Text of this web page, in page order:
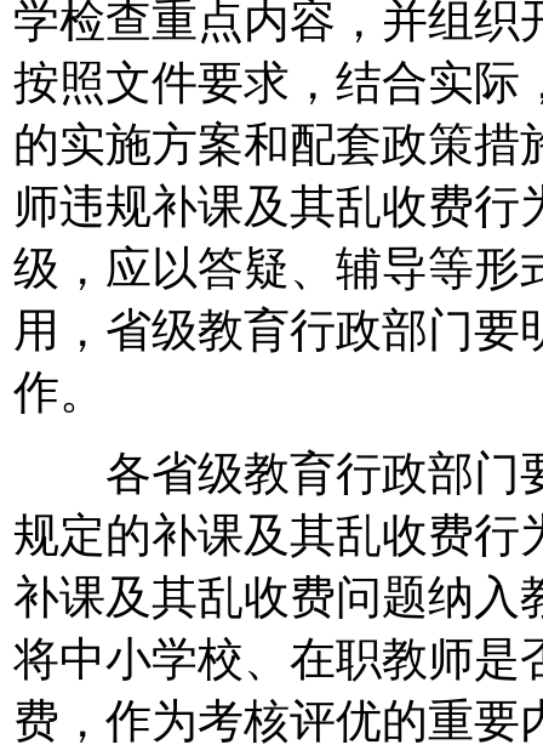
学检查重点内容，并组织
按照文件要求，结合实际
的实施方案和配套政策措
师违规补课及其乱收费
级，应以答疑、辅导等形
用，省级教育行政部门
作。
各省级教育行政部门
规定的补课及其乱收费行
补课及其乱收费问题纳入
将中小学校、在职教师是
费，作为考核评优的重要